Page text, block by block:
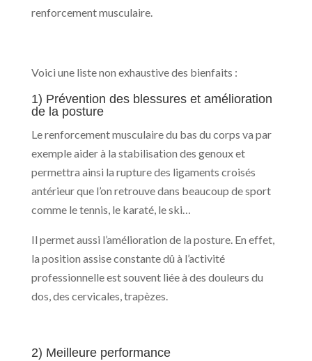
renforcement musculaire.
Voici une liste non exhaustive des bienfaits :
1) Prévention des blessures et amélioration
de la posture
Le renforcement musculaire du bas du corps va par
exemple aider à la stabilisation des genoux et
permettra ainsi la rupture des ligaments croisés
antérieur que l’on retrouve dans beaucoup de sport
comme le tennis, le karaté, le ski…
Il permet aussi l’amélioration de la posture. En effet,
la position assise constante dû à l’activité
professionnelle est souvent liée à des douleurs du
dos, des cervicales, trapèzes.
2) Meilleure performance